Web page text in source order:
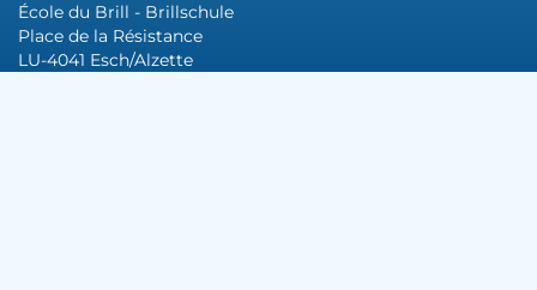
École du Brill - Brillschule
Place de la Résistance
LU-4041 Esch/Alzette